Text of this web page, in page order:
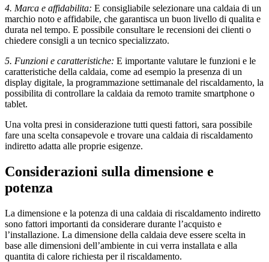
4. Marca e affidabilita: E consigliabile selezionare una caldaia di un
marchio noto e affidabile, che garantisca un buon livello di qualita e
durata nel tempo. E possibile consultare le recensioni dei clienti o
chiedere consigli a un tecnico specializzato.
5. Funzioni e caratteristiche: E importante valutare le funzioni e le
caratteristiche della caldaia, come ad esempio la presenza di un
display digitale, la programmazione settimanale del riscaldamento, la
possibilita di controllare la caldaia da remoto tramite smartphone o
tablet.
Una volta presi in considerazione tutti questi fattori, sara possibile
fare una scelta consapevole e trovare una caldaia di riscaldamento
indiretto adatta alle proprie esigenze.
Considerazioni sulla dimensione e
potenza
La dimensione e la potenza di una caldaia di riscaldamento indiretto
sono fattori importanti da considerare durante l’acquisto e
l’installazione. La dimensione della caldaia deve essere scelta in
base alle dimensioni dell’ambiente in cui verra installata e alla
quantita di calore richiesta per il riscaldamento.